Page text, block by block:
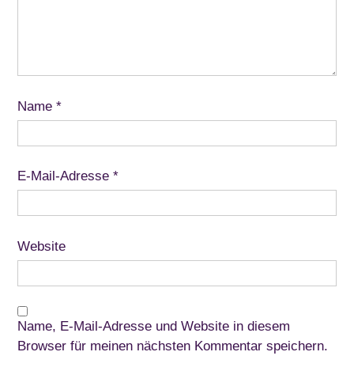
Name*
E-Mail-Adresse*
Website
Name, E-Mail-Adresse und Website in diesem
Browser für meinen nächsten Kommentar speichern.